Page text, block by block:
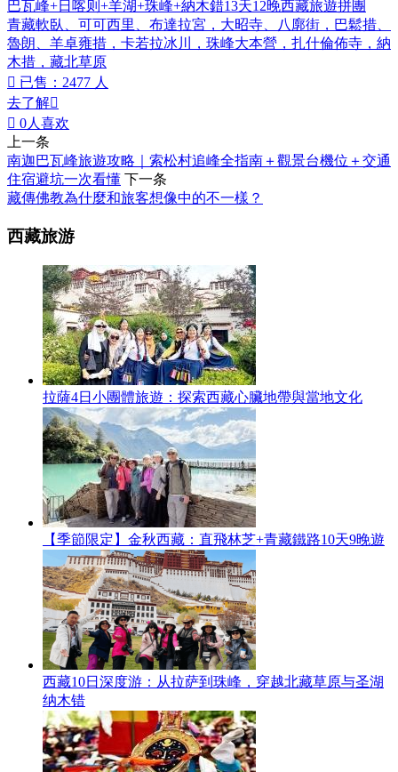
巴瓦峰+日喀则+羊湖+珠峰+納木錯13天12晚西藏旅遊拼團
青藏軟臥、可可西里、布達拉宮，大昭寺、八廓街，巴鬆措、
魯朗、羊卓雍措，卡若拉冰川，珠峰大本營，扎什倫佈寺，納
木措，藏北草原
 已售：2477 人
去了解
 0人喜欢
上一条
南迦巴瓦峰旅遊攻略｜索松村追峰全指南＋觀景台機位＋交通
住宿避坑一次看懂 下一条
藏傳佛教為什麼和旅客想像中的不一樣？
西藏旅游
拉薩4日小團體旅遊：探索西藏心臟地帶與當地文化
【季節限定】金秋西藏：直飛林芝+青藏鐵路10天9晚遊
西藏10日深度游：从拉萨到珠峰，穿越北藏草原与圣湖
纳木错